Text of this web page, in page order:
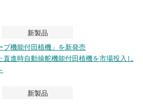
新製品
プ機能付田植機」を新発売
直進時自動操舵機能付田植機を市場投入し
新製品